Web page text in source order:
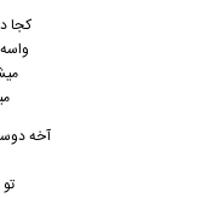
کجا
آخه